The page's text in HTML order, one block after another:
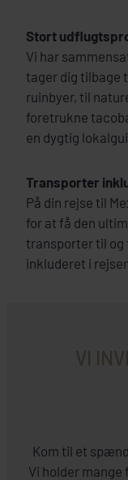
Stort
Vi har
tager dig tilbage
ruinbyer, til
foretrukne
en dygtig
Transporter
På din rejse til
for at få den
transporter til
inkluderet i
VI
Kom til et
Vi holder